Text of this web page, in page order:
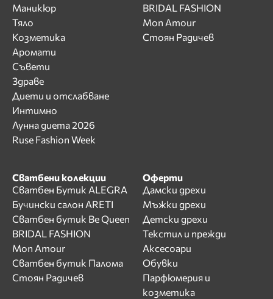
Маникюр
Тяло
Козметика
Аромати
Съвети
Здраве
Диети и отслабване
Интимно
Лунна диета 2026
Ruse Fashion Week
BRIDAL FASHION
Mon Amour
Стоян Радичев
Сватбени колекции
Сватбен Бутик ALEGRA
Бучински салон ARETI
Сватбен бутик Be Queen
BRIDAL FASHION
Mon Amour
Сватбен бутик Палома
Стоян Радичев
Оферти
Дамски дрехи
Мъжки дрехи
Детски дрехи
Текстил и прежди
Аксесоари
Обувки
Парфюмерия и
козметика